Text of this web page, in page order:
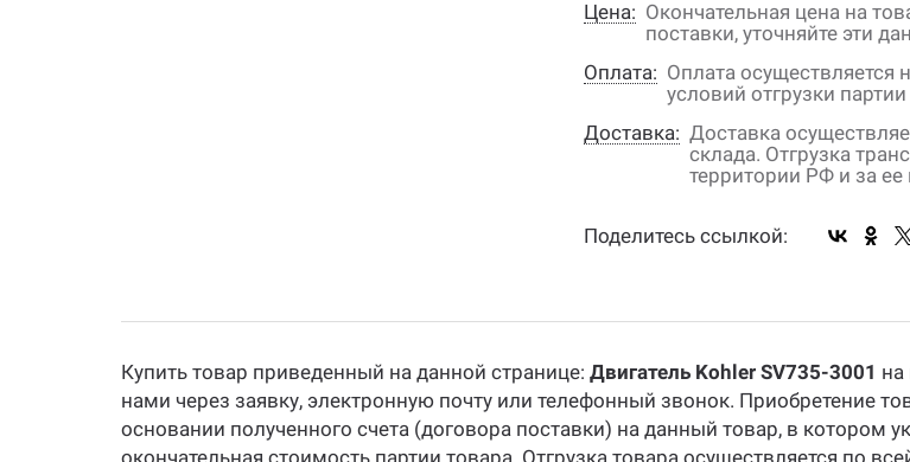
Цена: Окончательная цена на
поставки, уточняйте эти
Оплата: Оплата осуществляется
условий отгрузки
Доставка: Доставка
склада. Отгрузка
территории РФ и за
Поделитесь ссылкой:
Купить товар приведенный на данной странице: Двигатель Kohler SV735-3001 на
нами через заявку, электронную почту или телефонный звонок. Приобретение
основании полученного счета (договора поставки) на данный товар, в котором
окончательная стоимость партии товара. Отгрузка товара осуществляется по